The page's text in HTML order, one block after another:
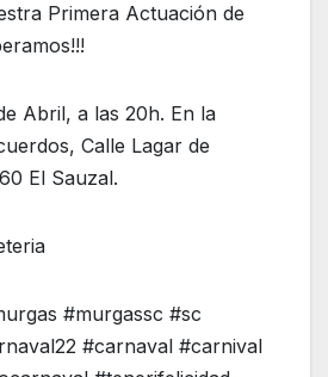
Primera Actuación de
Abril, a las 20h. En la
Calle Lagar de
El Sauzal.
#murgassc #sc
#carnaval #carnival